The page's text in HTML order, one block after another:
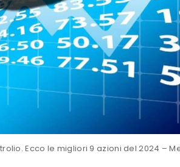
Ecco le migliori 9 azioni del 2024 –